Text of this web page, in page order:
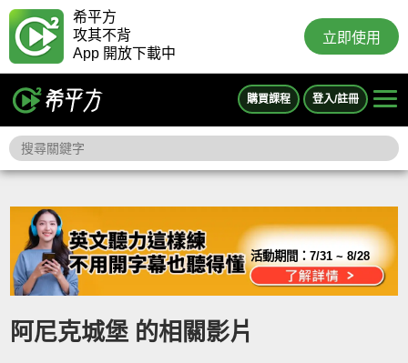
希平方
攻其不背
App 開放下載中
立即使用
購買課程 登入/註冊
活動期間：7/31 ~ 8/28
阿尼克城堡 的相關影片